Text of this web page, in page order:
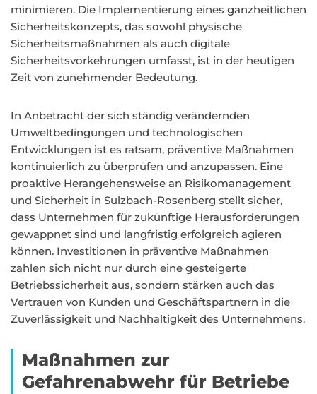
minimieren. Die Implementierung eines ganzheitlichen
Sicherheitskonzepts, das sowohl physische
Sicherheitsmaßnahmen als auch digitale
Sicherheitsvorkehrungen umfasst, ist in der heutigen
Zeit von zunehmender Bedeutung.
In Anbetracht der sich ständig verändernden
Umweltbedingungen und technologischen
Entwicklungen ist es ratsam, präventive Maßnahmen
kontinuierlich zu überprüfen und anzupassen. Eine
proaktive Herangehensweise an Risikomanagement
und Sicherheit in Sulzbach-Rosenberg stellt sicher,
dass Unternehmen für zukünftige Herausforderungen
gewappnet sind und langfristig erfolgreich agieren
können. Investitionen in präventive Maßnahmen
zahlen sich nicht nur durch eine gesteigerte
Betriebssicherheit aus, sondern stärken auch das
Vertrauen von Kunden und Geschäftspartnern in die
Zuverlässigkeit und Nachhaltigkeit des Unternehmens.
Maßnahmen zur
Gefahrenabwehr für Betriebe